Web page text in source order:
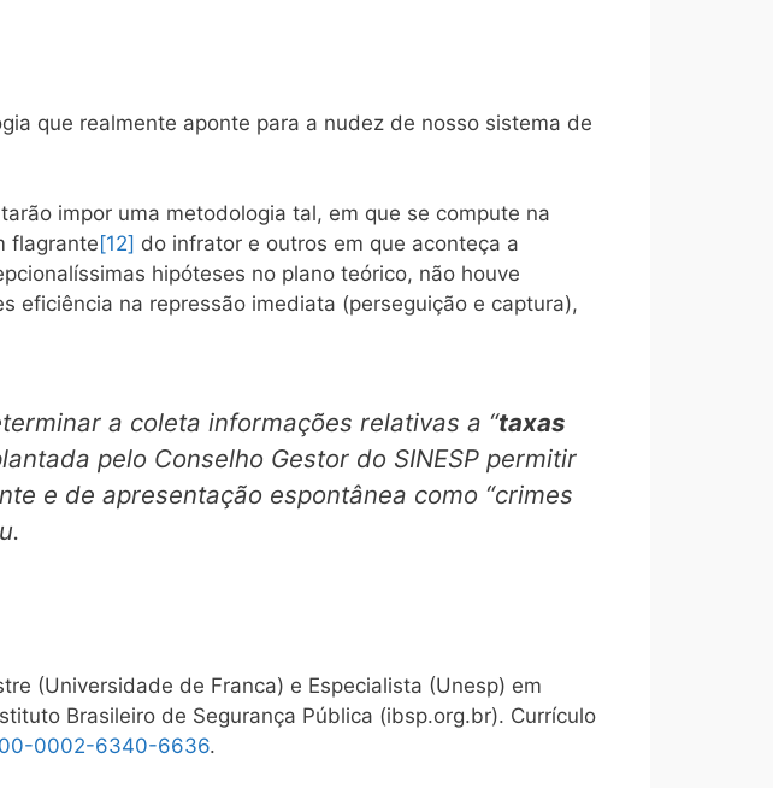
que realmente aponte para a nudez de nosso sistema de
impor uma metodologia tal, em que se compute na
flagrante[12] do infrator e outros em que aconteça a
hipóteses no plano teórico, não houve
eficiência na repressão imediata (perseguição e captura),
a coleta informações relativas a “taxas
pelo Conselho Gestor do SINESP permitir
e de apresentação espontânea como “crimes
(Universidade de Franca) e Especialista (Unesp) em
Brasileiro de Segurança Pública (ibsp.org.br). Currículo
0002-6340-6636.